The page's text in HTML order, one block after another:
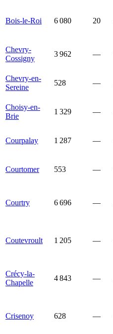
Bois-le-Roi 6 080 20
Chevry-
Cossigny
3 962 —
Chevry-en-
Sereine
528 —
Choisy-en-
Brie
1 329 —
Courpalay 1 287 —
Courtomer 553 —
Courtry 6 696 —
Coutevroult 1 205 —
Crécy-la-
Chapelle
4 843 —
Crisenoy 628 —